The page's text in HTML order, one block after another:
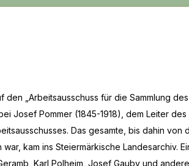
„Arbeitsausschuss für die Sammlung
Josef Pom­mer (1845-1918), dem Leiter
Das gesamte, bis dahin von
kam ins Steiermärkische Landesarchiv.
Karl Pol­heim, Josef Gauby und